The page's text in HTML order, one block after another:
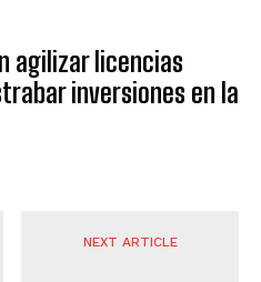
agilizar licencias
inversiones en la
NEXT ARTICLE